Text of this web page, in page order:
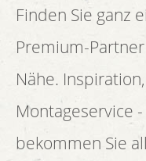
Finden Sie ganz
Premium-
Nähe.
Montageservice
bekommen Sie